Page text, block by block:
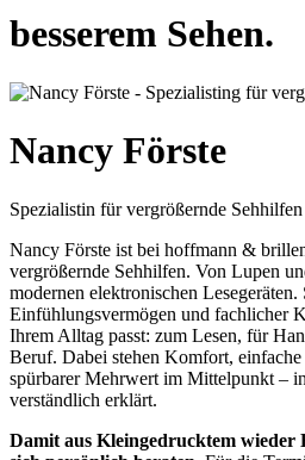
besserem Sehen.
Nancy Förste
Spezialistin für vergrößernde Sehhilfen
Nancy Förste ist bei hoffmann &
vergrößernde Sehhilfen. Von Lupen
modernen elektronischen
Einfühlungsvermögen und fachlicher
Ihrem Alltag passt: zum Lesen, für
Beruf. Dabei stehen Komfort,
spürbarer Mehrwert im Mittelpunkt –
verständlich erklärt.
Damit aus Kleingedrucktem wieder